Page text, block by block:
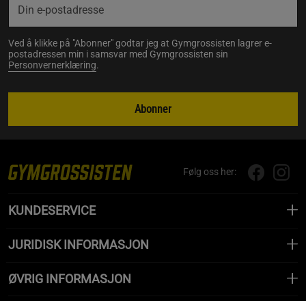
Ved å klikke på "Abonner" godtar jeg at Gymgrossisten lagrer e-
postadressen min i samsvar med Gymgrossisten sin
Personvernerklæring.
Abonner
Følg oss her:
KUNDESERVICE
JURIDISK INFORMASJON
ØVRIG INFORMASJON